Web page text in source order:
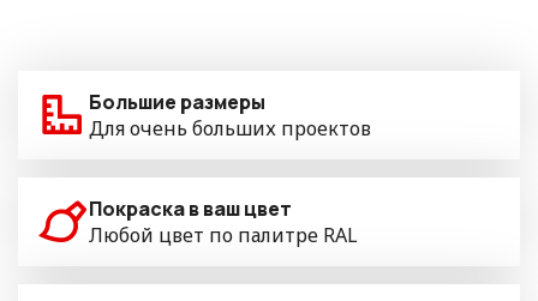
Большие размеры
Для очень больших проектов
Покраска в ваш цвет
Любой цвет по палитре RAL